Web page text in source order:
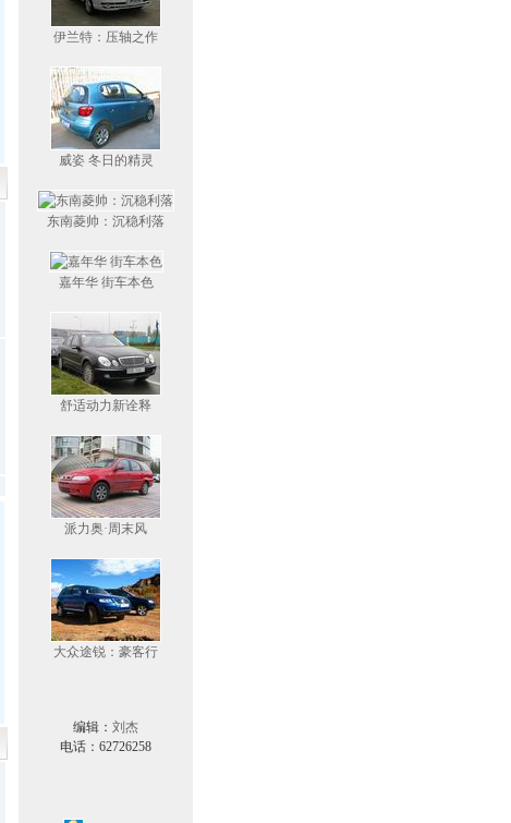
伊兰特：压轴之作
威姿 冬日的精灵
东南菱帅：沉稳利落
嘉年华 街车本色
舒适动力新诠释
派力奥·周末风
大众途锐：豪客行
编辑： 刘杰
电话：62726258